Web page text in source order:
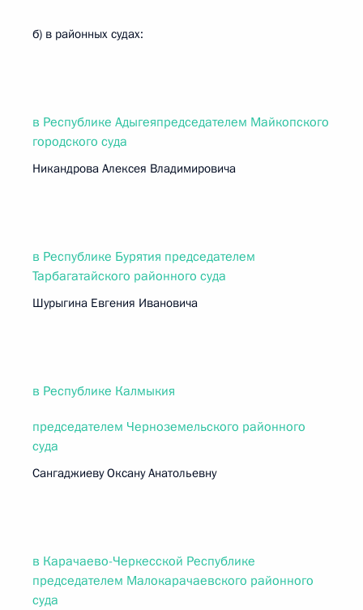
б) в районных судах:
в Республике Адыгеяпредседателем Майкопского
городского суда
Никандрова Алексея Владимировича
в Республике Бурятия председателем
Тарбагатайского районного суда
Шурыгина Евгения Ивановича
в Республике Калмыкия
председателем Черноземельского районного
суда
Сангаджиеву Оксану Анатольевну
в Карачаево-Черкесской Республике
председателем Малокарачаевского районного
суда